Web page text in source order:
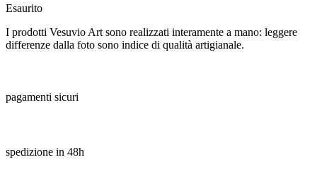
Esaurito
I prodotti Vesuvio Art sono realizzati interamente a mano: leggere
differenze dalla foto sono indice di qualità artigianale.
pagamenti sicuri
spedizione in 48h